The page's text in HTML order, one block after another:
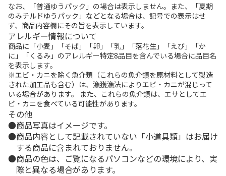
なお、「普通ゆうパック」の場合は表示しません。また、「夏期
のみチルドゆうパック」などとなる場合は、記号での表示はせ
ず、商品内容欄にその旨を表示しています。
アレルギー情報について
商品に「小麦」「そば」「卵」「乳」「落花生」「えび」「か
に」「くるみ」のアレルギー特定8品目を含んでいる場合に品目名
を表示します。
※エビ・カニを除く魚介類（これらの魚介類を原材料として製造
された加工品も含む）は、漁獲漁法によりエビ・カニが混じって
いる場合があります。 また、これらの魚介類は、エサとしてエ
ビ・カニを食べている可能性があります。
その他
商品写真はイメージです。
商品内容として記載されていない「小道具類」はお届け
する商品に含まれておりません。
商品の色は、ご覧になるパソコンなどの環境により、実
際と異なる場合があります。